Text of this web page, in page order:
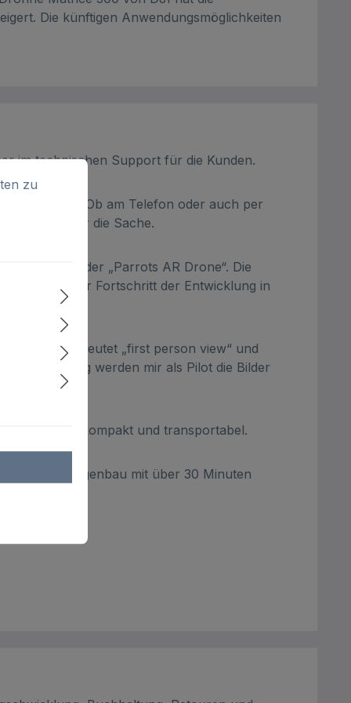
Die künftigen Anwendungsmöglichkeiten
im technischen Support für die Kunden.
den Kunden. Ob am Telefon oder auch per
für die Sache.
von der „Parrots AR Drone“. Die
Und der Fortschritt der Entwicklung in
FPV bedeutet „first person view“ und
bei FPV-Flug werden mir als Pilot die Bilder
3 Serie - kompakt und transportabel.
Das war ein Eigenbau mit über 30 Minuten
zu können.
Mehr Informationen ...
zu